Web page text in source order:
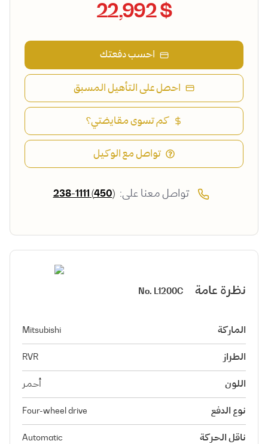
$ 22,992
احسب دفعتك
احصل على التأهيل المسبق
كم تسوى مقايضتي؟
تواصل مع الوكيل
تواصل معنا على: (450) 238-1111
نظرة عامة No. L1200C
الماركة Mitsubishi
الطراز RVR
اللون أحمر
نوع الدفع Four-wheel drive
ناقل الحركة Automatic